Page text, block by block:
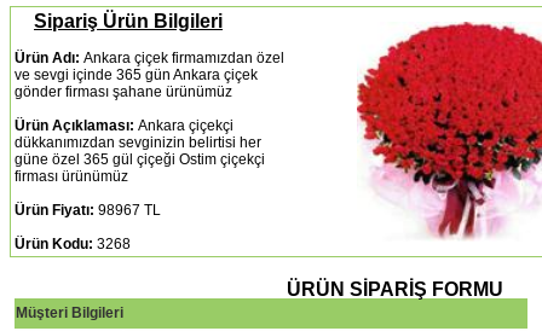
Sipariş Ürün Bilgileri
Ürün Adı: Ankara çiçek firmamızdan özel
ve sevgi içinde 365 gün Ankara çiçek
gönder firması şahane ürünümüz
Ürün Açıklaması: Ankara çiçekçi
dükkanımızdan sevginizin belirtisi her
güne özel 365 gül çiçeği Ostim çiçekçi
firması ürünümüz
Ürün Fiyatı: 98967 TL
Ürün Kodu: 3268
ÜRÜN SİPARİŞ FORMU
Müşteri Bilgileri